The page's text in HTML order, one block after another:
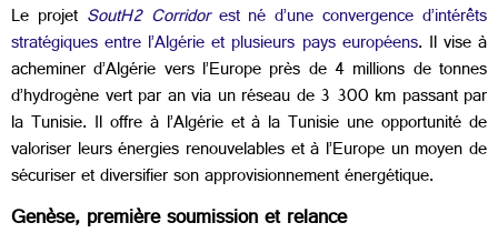
Le projet SoutH2 Corridorest né d’une convergence d’intérêts
stratégiques entre l’Algérie et plusieurs pays européens. Il vise à
acheminer d’Algérie vers l’Europe près de 4 millions de tonnes
d’hydrogène vert par an via un réseau de 3 300 km passant par
la Tunisie. Il offre à l’Algérie et à la Tunisie une opportunité de
valoriser leurs énergies renouvelables et à l’Europe un moyen de
sécuriser et diversifier son approvisionnement énergétique.
Genèse, première soumission et relance